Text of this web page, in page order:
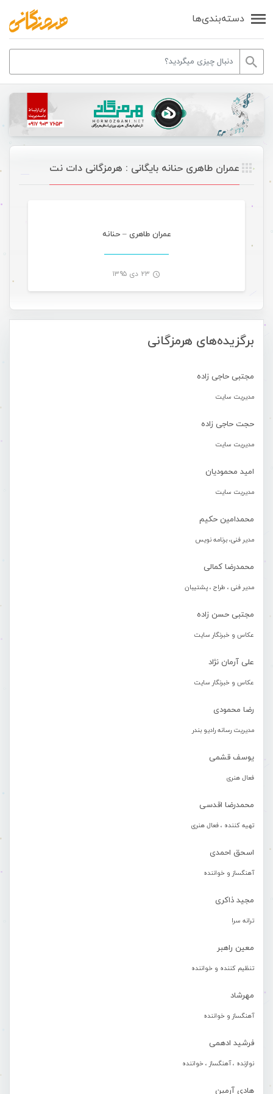
دسته‌بندی‌ها
برگزیده‌های هرمزگانی
مجتبی حاجی زاده
مدیریت سایت
حجت حاجی زاده
مدیریت سایت
امید محمودیان
مدیریت سایت
محمدامین حکیم
مدیر فنی، برنامه نویس
محمدرضا کمالی
مدیر فنی ، طراح ، پشتیبان
مجتبی حسن زاده
عکاس و خبرنگار سایت
علی آرمان نژاد
عکاس و خبرنگار سایت
رضا محمودی
مدیریت رسانه رادیو بندر
یوسف قشمی
فعال هنری
محمدرضا اقدسی
تهیه کننده ، فعال هنری
اسحق احمدی
آهنگساز و خواننده
مجید ذاکری
ترانه سرا
معین راهبر
تنظیم کننده و خواننده
مهرشاد
آهنگساز و خواننده
فرشید ادهمی
نوازنده ، آهنگساز ، خواننده
هادی آرمین
عمران طاهری حنانه بایگانی : هرمزگانی دات نت
عمران طاهری – حنانه
۲۳ دی ۱۳۹۵